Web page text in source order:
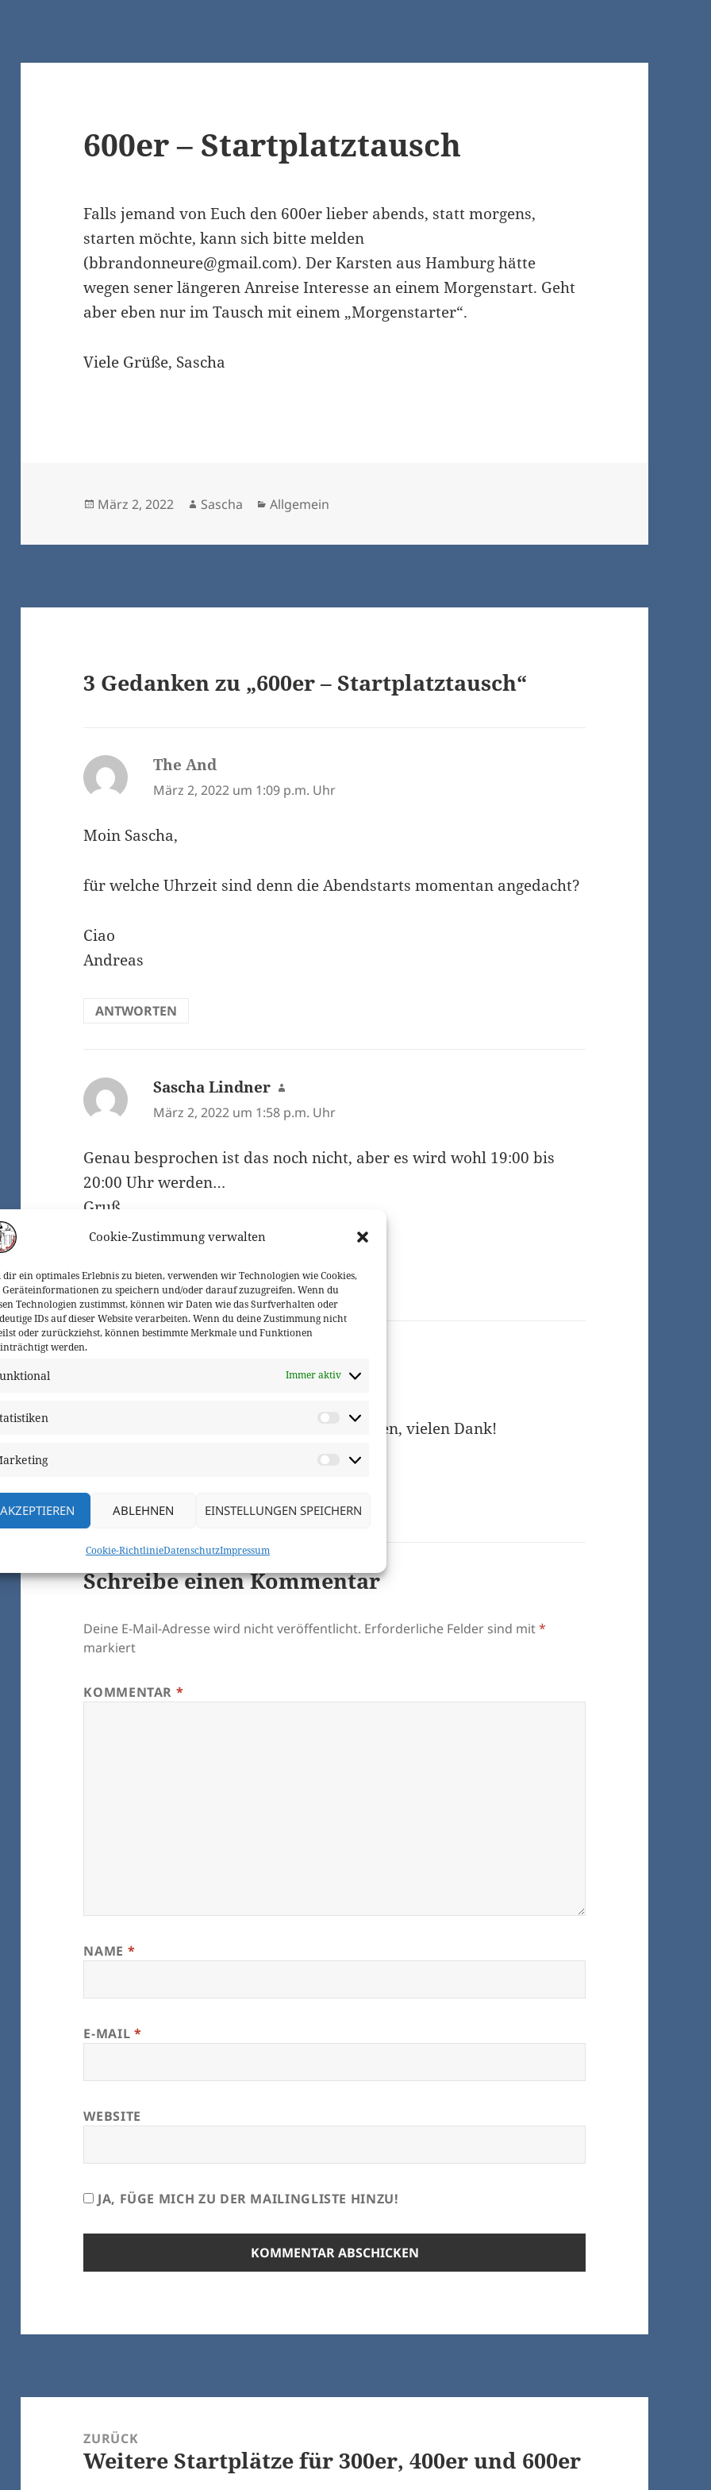
Cookie-Zustimmung verwalten
dir ein optimales Erlebnis zu bieten, verwenden wir Technologien wie Cookies,
zu speichern und/oder darauf zuzugreifen. Wenn du
Technologien zustimmst, können wir Daten wie das Surfverhalten oder
IDs auf dieser Website verarbeiten. Wenn du deine Zustimmung nicht
oder zurückziehst, können bestimmte Merkmale und Funktionen
werden.
Immer aktiv
Statistiken
Marketing
AKZEPTIEREN ABLEHNEN EINSTELLUNGEN SPEICHERN
Cookie-RichtlinieDatenschutzImpressum
600er – Startplatztausch
Falls jemand von Euch den 600er lieber abends, statt morgens,
starten möchte, kann sich bitte melden
(bbrandonneure@gmail.com). Der Karsten aus Hamburg hätte
wegen sener längeren Anreise Interesse an einem Morgenstart. Geht
aber eben nur im Tausch mit einem „Morgenstarter“.
Viele Grüße, Sascha
Veröffentlicht
März 2, 2022 Autor
Sascha Kategorien
Allgemein
3 Gedanken zu „600er – Startplatztausch“
The And
März 2, 2022 um 1:09 p.m. Uhr
Moin Sascha,
für welche Uhrzeit sind denn die Abendstarts momentan angedacht?
Ciao
Andreas
ANTWORTEN
Sascha Lindner sagt:
März 2, 2022 um 1:58 p.m. Uhr
Genau besprochen ist das noch nicht, aber es wird wohl 19:00 bis
20:00 Uhr werden…
Gruß
Sascha
ANTWORTEN
März 3, 2022 um 9:03 a.m. Uhr
Es hat sich jemand zum Tauschen gefunden, vielen Dank!
ANTWORTEN
Schreibe einen Kommentar
Deine E-Mail-Adresse wird nicht veröffentlicht. Erforderliche Felder sind mit*
markiert
KOMMENTAR *
NAME *
E-MAIL *
WEBSITE
JA, FÜGE MICH ZU DER MAILINGLISTE HINZU!
NavigationZURÜCK
Vorheriger
Weitere Startplätze für 300er, 400er und 600er